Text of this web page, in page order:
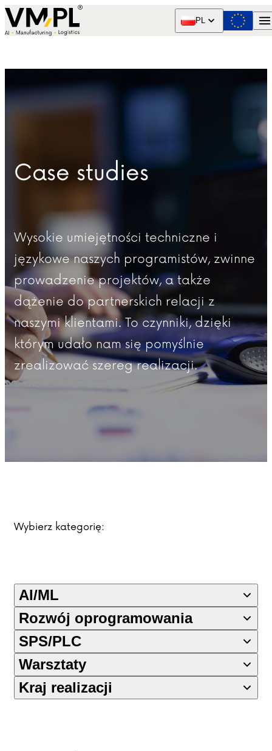
Skip to content
PL
Case studies
Wysokie umiejętności techniczne i
językowe naszych programistów, zwinne
prowadzenie projektów, a także
dążenie do partnerskich relacji z
naszymi klientami. To czynniki, dzięki
którym udało nam się pomyślnie
zrealizować szereg realizacji.
Wybierz kategorię:
AI/ML
Rozwój oprogramowania
SPS/PLC
Warsztaty
Kraj realizacji